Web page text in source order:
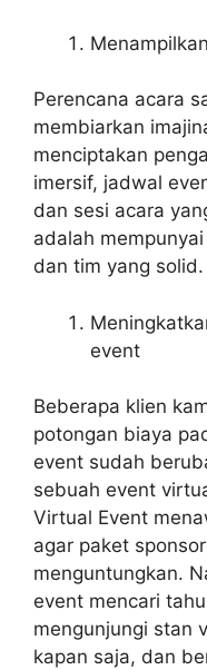
Perencana acara
membiarkan
menciptakan
imersif, jadwal
dan sesi acara
adalah
dan tim yang solid.
event
Beberapa klien
potongan biaya
event sudah
sebuah event
Virtual Event
agar paket
menguntungkan.
event mencari
mengunjungi stan
kapan saja, dan